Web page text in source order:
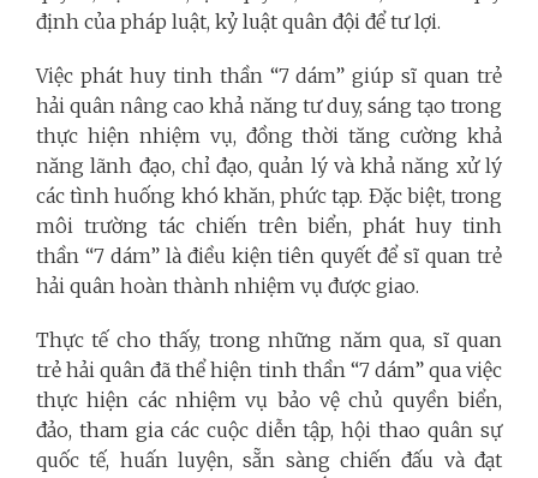
định của pháp luật, kỷ luật quân đội để tư lợi.
Việc phát huy tinh thần “7 dám” giúp sĩ quan trẻ
hải quân nâng cao khả năng tư duy, sáng tạo trong
thực hiện nhiệm vụ, đồng thời tăng cường khả
năng lãnh đạo, chỉ đạo, quản lý và khả năng xử lý
các tình huống khó khăn, phức tạp. Đặc biệt, trong
môi trường tác chiến trên biển, phát huy tinh
thần “7 dám” là điều kiện tiên quyết để sĩ quan trẻ
hải quân hoàn thành nhiệm vụ được giao.
Thực tế cho thấy, trong những năm qua, sĩ quan
trẻ hải quân đã thể hiện tinh thần “7 dám” qua việc
thực hiện các nhiệm vụ bảo vệ chủ quyền biển,
đảo, tham gia các cuộc diễn tập, hội thao quân sự
quốc tế, huấn luyện, sẵn sàng chiến đấu và đạt